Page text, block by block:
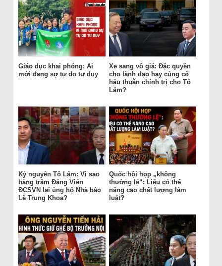
Giáo dục khai phóng: Ai
mới đang sợ tự do tư duy
Xe sang vô giá: Đặc quyền
cho lãnh đạo hay củng cố
hậu thuẫn chính trị cho Tô
Lâm?
Kỷ nguyên Tô Lâm: Vì sao
hàng trăm Đảng Viên
ĐCSVN lại ủng hộ Nhà báo
Lê Trung Khoa?
Quốc hội họp „không
thường lệ“: Liệu có thể
nâng cao chất lượng làm
luật?